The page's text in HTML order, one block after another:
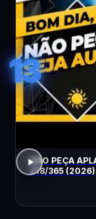
13
NÃO PEÇA
218/365 (2026)